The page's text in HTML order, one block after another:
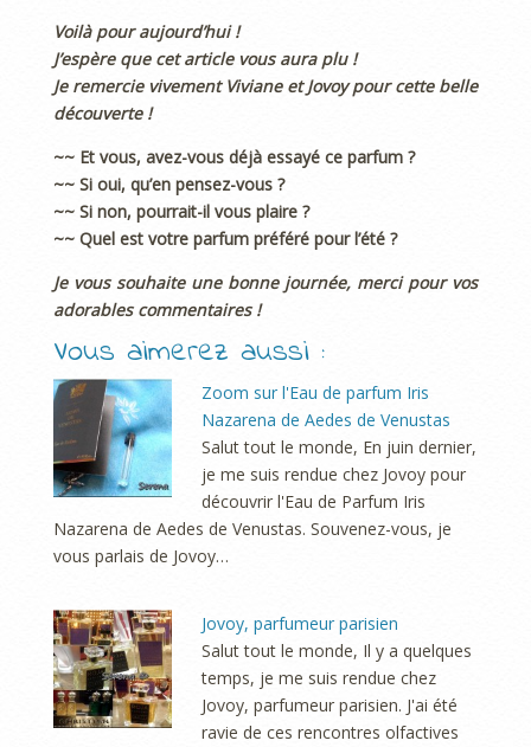
Voilà pour aujourd’hui !
J’espère que cet article vous aura plu !
Je remercie vivement Viviane et Jovoy pour cette belle
découverte !
~~ Et vous, avez-vous déjà essayé ce parfum ?
~~ Si oui, qu’en pensez-vous ?
~~ Si non, pourrait-il vous plaire ?
~~ Quel est votre parfum préféré pour l’été ?
Je vous souhaite une bonne journée, merci pour vos
adorables commentaires !
Vous aimerez aussi :
Zoom sur l'Eau de parfum Iris
Nazarena de Aedes de Venustas
Salut tout le monde, En juin dernier,
je me suis rendue chez Jovoy pour
découvrir l'Eau de Parfum Iris
Nazarena de Aedes de Venustas. Souvenez-vous, je
vous parlais de Jovoy…
Jovoy, parfumeur parisien
Salut tout le monde, Il y a quelques
temps, je me suis rendue chez
Jovoy, parfumeur parisien. J'ai été
ravie de ces rencontres olfactives